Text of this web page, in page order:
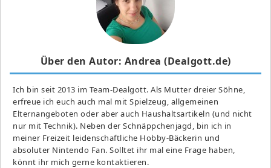
Über den Autor: Andrea (Dealgott.de)
Ich bin seit 2013 im Team-Dealgott. Als Mutter dreier Söhne,
erfreue ich euch auch mal mit Spielzeug, allgemeinen
Elternangeboten oder aber auch Haushaltsartikeln (und nicht
nur mit Technik). Neben der Schnäppchenjagd, bin ich in
meiner Freizeit leidenschaftliche Hobby-Bäckerin und
absoluter Nintendo Fan. Solltet ihr mal eine Frage haben,
könnt ihr mich gerne kontaktieren.